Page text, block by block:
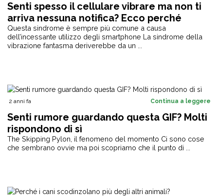
Senti spesso il cellulare vibrare ma non ti
arriva nessuna notifica? Ecco perché
Questa sindrome è sempre più comune a causa
dell’incessante utilizzo degli smartphone La sindrome della
vibrazione fantasma deriverebbe da un ...
2 anni fa Continua a leggere
Senti rumore guardando questa GIF? Molti
rispondono di sì
The Skipping Pylon, il fenomeno del momento Ci sono cose
che sembrano ovvie ma poi scopriamo che il punto di ...